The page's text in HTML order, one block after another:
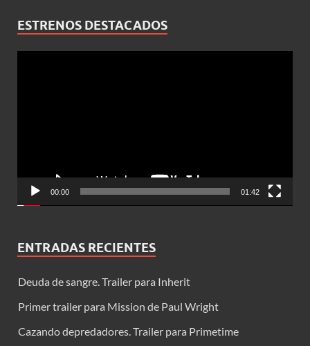
ESTRENOS DESTACADOS
00:00 01:42
ENTRADAS RECIENTES
Deuda de sangre. Trailer para Inherit
Primer trailer para Mission de Paul Wright
Cazando depredadores. Trailer para Primetime